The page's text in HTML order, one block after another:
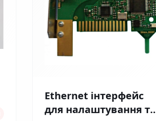
Ethernet інтерфейс
для налаштування та